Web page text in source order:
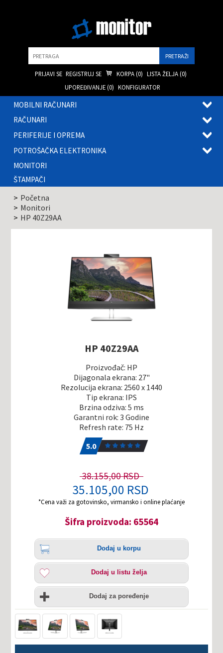
PRIJAVI SE REGISTRUJ SE KORPA (0) LISTA ŽELJA (0)
UPOREĐIVANJE (0) KONFIGURATOR
MOBILNI RAČUNARI
RAČUNARI
PERIFERIJE I OPREMA
POTROŠAČKA ELEKTRONIKA
MONITORI
ŠTAMPAČI
Početna
Monitori
HP 40Z29AA
HP 40Z29AA
Proizvođač: HP
Dijagonala ekrana: 27"
Rezolucija ekrana: 2560 x 1440
Tip ekrana: IPS
Brzina odziva: 5 ms
Garantni rok: 3 Godine
Refresh rate: 75 Hz
5.0
38.155,00 RSD
35.105,00 RSD
*Cena važi za gotovinsko, virmansko i online plaćanje
Šifra proizvoda: 65564
Količina
Dodaj
korpu
Dodaj u korpu
Dodaj
listu
želja
Dodaj u listu želja
Uporedi
Dodaj za poređenje